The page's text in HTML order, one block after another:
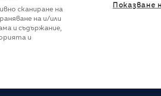
сканиране на
на и/или
и съдържание,
и
Показване